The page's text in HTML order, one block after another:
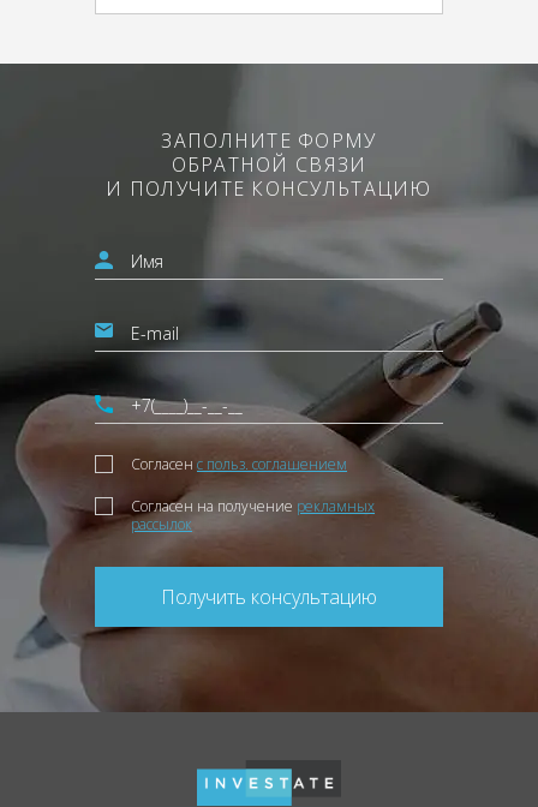
ЗАПОЛНИТЕ ФОРМУ
ОБРАТНОЙ СВЯЗИ
И ПОЛУЧИТЕ КОНСУЛЬТАЦИЮ
Согласен с польз. соглашением
Согласен на получение рекламных
рассылок
Получить консультацию